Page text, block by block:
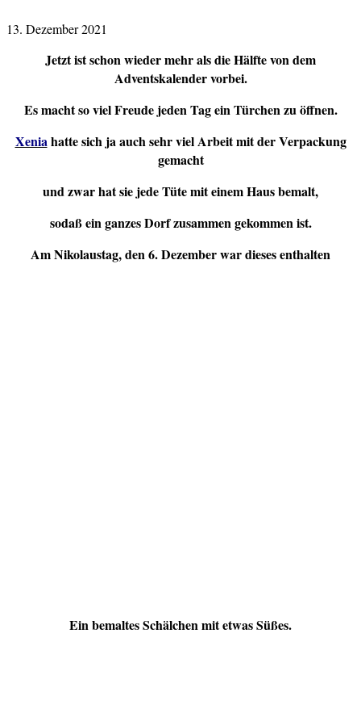
13. Dezember 2021
Jetzt ist schon wieder mehr als die Hälfte von dem
Adventskalender vorbei.
Es macht so viel Freude jeden Tag ein Türchen zu öffnen.
Xeniahatte sich ja auch sehr viel Arbeit mit der Verpackung
gemacht
und zwar hat sie jede Tüte mit einem Haus bemalt,
sodaß ein ganzes Dorf zusammen gekommen ist.
Am Nikolaustag, den 6. Dezember war dieses enthalten
Ein bemaltes Schälchen mit etwas Süßes.